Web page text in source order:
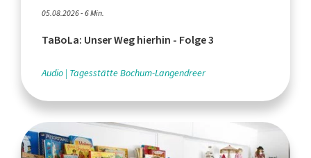
05.08.2026 - 6 Min.
TaBoLa: Unser Weg hierhin - Folge 3
Audio Tagesstätte Bochum-Langendreer